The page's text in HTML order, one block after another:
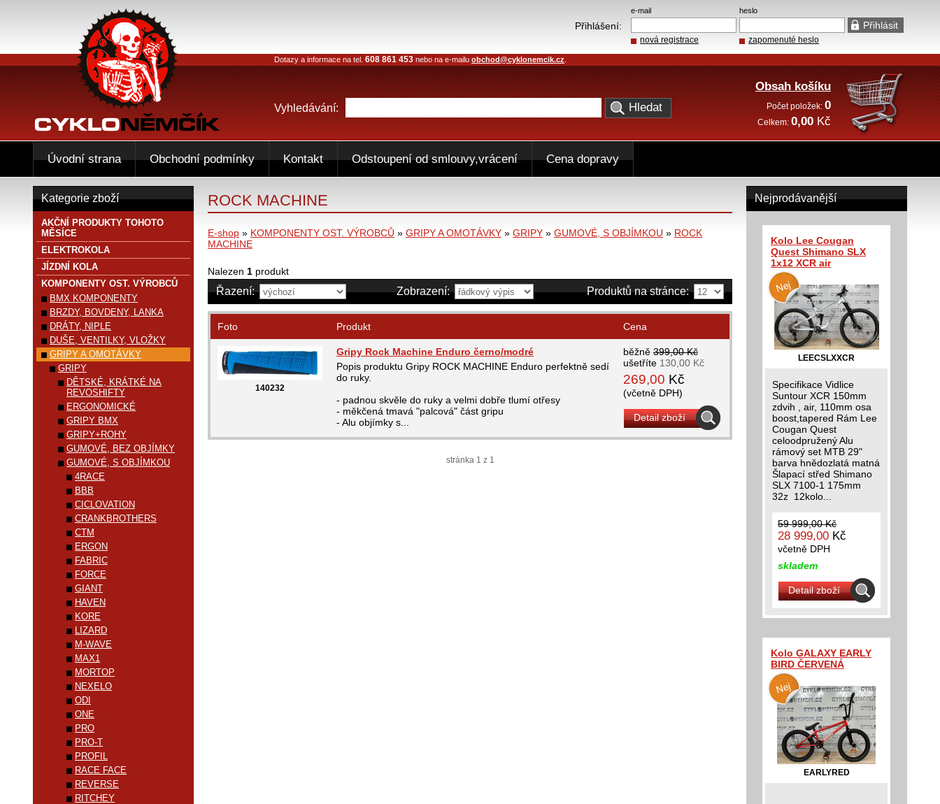
ROCK MACHINE
E-shop » KOMPONENTY OST. VÝROBCŮ » GRIPY A OMOTÁVKY » GRIPY » GUMOVÉ, S OBJÍMKOU » ROCK
MACHINE
Nalezen 1 produkt
Řazení: Zobrazení: Produktů na stránce:
Foto Produkt Cena
140232
Gripy Rock Machine Enduro černo/modré
Popis produktu Gripy ROCK MACHINE Enduro perfektně sedí
do ruky.
- padnou skvěle do ruky a velmi dobře tlumí otřesy
- měkčená tmavá "palcová" část gripu
- Alu objímky s...
běžně 399,00 Kč
ušetříte 130,00 Kč
269,00 Kč
(včetně DPH)
Detail zboží
stránka 1 z 1
Nejprodávanější
Kolo Lee Cougan
Quest Shimano SLX
1x12 XCR air
LEECSLXXCR
Specifikace Vidlice
Suntour XCR 150mm
zdvih , air, 110mm osa
boost,tapered Rám Lee
Cougan Quest
celoodpružený Alu
rámový set MTB 29"
barva hnědozlatá matná
Šlapací střed Shimano
SLX 7100-1 175mm
32z 12kolo...
59 999,00 Kč
28 999,00 Kč
včetně DPH
skladem
Detail zboží
Kolo GALAXY EARLY
BIRD ČERVENÁ
EARLYRED
Kategorie zboží
AKČNÍ PRODUKTY TOHOTO
MĚSÍCE
ELEKTROKOLA
JÍZDNÍ KOLA
KOMPONENTY OST. VÝROBCŮ
BMX KOMPONENTY
BRZDY, BOVDENY, LANKA
DRÁTY, NIPLE
DUŠE, VENTILKY, VLOŽKY
GRIPY A OMOTÁVKY
GRIPY
DĚTSKÉ, KRÁTKÉ NA
REVOSHIFTY
ERGONOMICKÉ
GRIPY BMX
GRIPY+ROHY
GUMOVÉ, BEZ OBJÍMKY
GUMOVÉ, S OBJÍMKOU
4RACE
BBB
CICLOVATION
CRANKBROTHERS
CTM
ERGON
FABRIC
FORCE
GIANT
HAVEN
KORE
LIZARD
M-WAVE
MAX1
MORTOP
NEXELO
ODI
ONE
PRO
PRO-T
PROFIL
RACE FACE
REVERSE
RITCHEY
e-mail heslo
Přihlášení:
nová registrace zapomenuté heslo
Dotazy a informace na tel. 608 861 453 nebo na e-mailu obchod@cyklonemcik.cz
Vyhledávání:
Obsah košíku
Počet položek:0
Celkem: 0,00 Kč
Úvodní strana Obchodní podmínky Kontakt Odstoupení od smlouvy,vrácení Cena dopravy